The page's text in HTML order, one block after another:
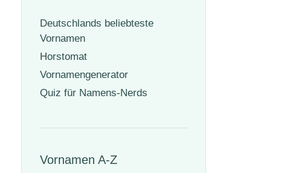
Deutschlands beliebteste
Vornamen
Horstomat
Vornamengenerator
Quiz für Namens-Nerds
Vornamen A-Z